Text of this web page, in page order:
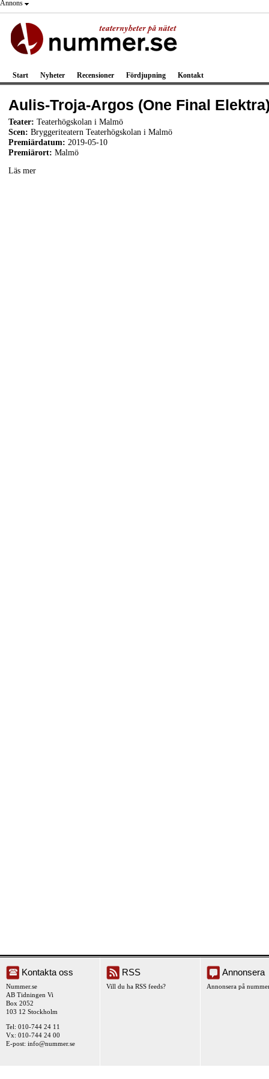
Annons
Start Nyheter Recensioner Fördjupning Kontakt
Aulis-Troja-Argos (One Final
Teater: Teaterhögskolan i Malmö
Scen: Bryggeriteatern Teaterhögskolan i Malmö
Premiärdatum: 2019-05-10
Premiärort: Malmö
Läs mer
Kontakta oss
Nummer.se
AB Tidningen Vi
Box 2052
103 12 Stockholm
Tel: 010-744 24 11
Vx: 010-744 24 00
E-post: info@nummer.se
RSS
Vill du ha RSS feeds?
Annonsera
Annonsera på